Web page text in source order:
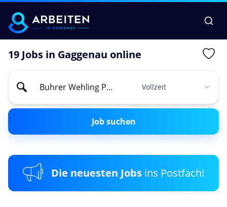
19 Jobs in Gaggenau online
Job suchen
Die neuesten Jobs ins Postfach!